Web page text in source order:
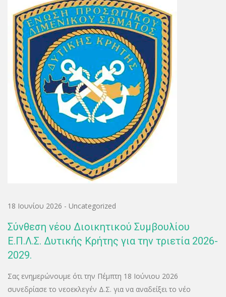
18 Ιουνίου 2026 - Uncategorized
Σύνθεση νέου Διοικητικού Συμβουλίου
Ε.Π.Λ.Σ. Δυτικής Κρήτης για την τριετία 2026-
2029.
Σας ενημερώνουμε ότι την Πέμπτη 18 Ιούνιου 2026
συνεδρίασε το νεοεκλεγέν Δ.Σ. για να αναδείξει το νέο